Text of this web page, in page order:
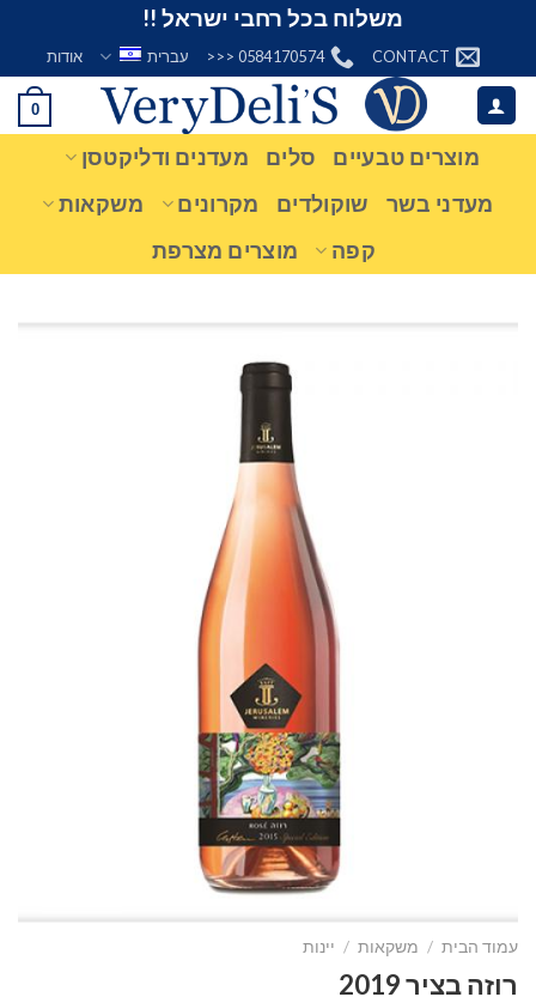
content
משלוח בכל רחבי ישראל !!
CONTACT
0584170574 <<< עברית אודות
0
מוצרים טבעיים סלים
מעדנים ודליקטסן
מעדני בשר
שוקולדים מקרונים
משקאות
קפה
מוצרים מצרפת
עמוד הבית / משקאות / יינות
רוזה בציר 2019